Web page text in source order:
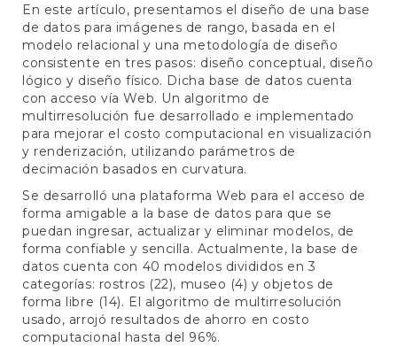
En este artículo, presentamos el diseño de una base
de datos para imágenes de rango, basada en el
modelo relacional y una metodología de diseño
consistente en tres pasos: diseño conceptual, diseño
lógico y diseño físico. Dicha base de datos cuenta
con acceso vía Web. Un algoritmo de
multirresolución fue desarrollado e implementado
para mejorar el costo computacional en visualización
y renderización, utilizando parámetros de
decimación basados en curvatura.
Se desarrolló una plataforma Web para el acceso de
forma amigable a la base de datos para que se
puedan ingresar, actualizar y eliminar modelos, de
forma confiable y sencilla. Actualmente, la base de
datos cuenta con 40 modelos divididos en 3
categorías: rostros (22), museo (4) y objetos de
forma libre (14). El algoritmo de multirresolución
usado, arrojó resultados de ahorro en costo
computacional hasta del 96%.